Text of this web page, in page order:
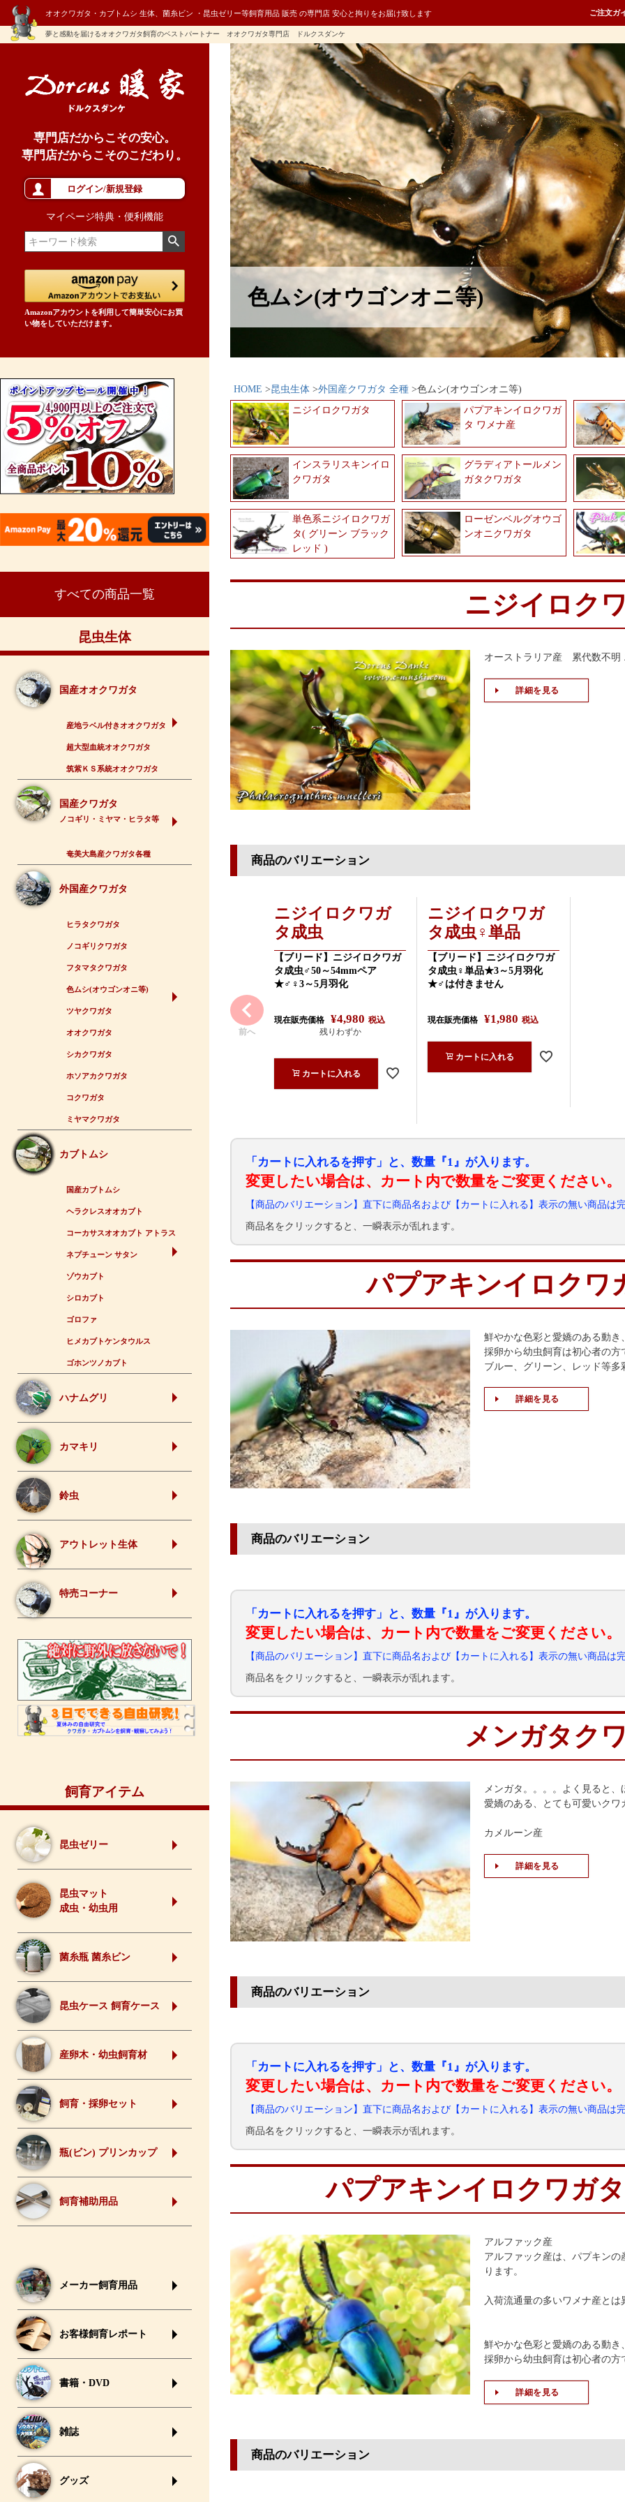
オオクワガタ・カブトムシ 生体、菌糸ビン ・昆虫ゼリー等飼育用品 販売 の専門店 安心と拘りをお届け致します ご注文ガ
夢と感動を届けるオオクワガタ飼育のベストパートナー オオクワガタ専門店 ドルクスダンケ
専門店だからこその安心。
専門店だからこそのこだわり。
ログイン/新規登録
マイページ特典・便利機能
Amazonアカウントを利用して簡単安心にお買
い物をしていただけます。
すべての商品一覧
昆虫生体
国産オオクワガタ
産地ラベル付きオオクワガタ
超大型血統オオクワガタ
筑紫ＫＳ系統オオクワガタ
国産クワガタ
ノコギリ・ミヤマ・ヒラタ等
奄美大島産クワガタ各種
外国産クワガタ
ヒラタクワガタ
ノコギリクワガタ
フタマタクワガタ
色ムシ(オウゴンオニ等)
ツヤクワガタ
オオクワガタ
シカクワガタ
ホソアカクワガタ
コクワガタ
ミヤマクワガタ
カブトムシ
国産カブトムシ
ヘラクレスオオカブト
コーカサスオオカブト アトラス
ネプチューン サタン
ゾウカブト
シロカブト
ゴロファ
ヒメカブトケンタウルス
ゴホンツノカブト
ハナムグリ
カマキリ
鈴虫
アウトレット生体
特売コーナー
飼育アイテム
昆虫ゼリー
昆虫マット
成虫・幼虫用
菌糸瓶 菌糸ビン
昆虫ケース 飼育ケース
産卵木・幼虫飼育材
飼育・採卵セット
瓶(ビン) プリンカップ
飼育補助用品
メーカー飼育用品
お客様飼育レポート
書籍・DVD
雑誌
グッズ
HOME 昆虫生体 外国産クワガタ 全種
色ムシ(オウゴンオニ等)
ニジイロクワガタ
パプアキンイロクワガ
タ ワメナ産
インスラリスキンイロ
クワガタ
グラディアトールメン
ガタクワガタ
単色系ニジイロクワガ
タ( グリーン ブラック
レッド )
ローゼンベルグオウゴ
ンオニクワガタ
色ムシ(オウゴンオニ等)
ニジイロク
オーストラリア産 累代数不明
詳細を見る
商品のバリエーション
前へ
ニジイロクワガ
タ成虫
【ブリード】ニジイロクワガ
タ成虫♂50～54mmペア
★♂♀3～5月羽化
現在販売価格 ¥4,980 税込
残りわずか
カートに入れる
ニジイロクワガ
タ成虫♀単品
【ブリード】ニジイロクワガ
タ成虫♀単品★3～5月羽化
★♂は付きません
現在販売価格 ¥1,980 税込
カートに入れる
「カートに入れるを押す」と、数量『1』が入ります。
変更したい場合は、カート内で数量をご変更ください。
【商品のバリエーション】直下に商品名および【カートに入れる】表示の無い商品は
商品名をクリックすると、一瞬表示が乱れます。
パプアキンイロクワ
鮮やかな色彩と愛嬌のある動き
採卵から幼虫飼育は初心者の方
ブルー、グリーン、レッド等多
詳細を見る
商品のバリエーション
「カートに入れるを押す」と、数量『1』が入ります。
変更したい場合は、カート内で数量をご変更ください。
【商品のバリエーション】直下に商品名および【カートに入れる】表示の無い商品は
商品名をクリックすると、一瞬表示が乱れます。
メンガタク
メンガタ。。。。よく見ると、
愛嬌のある、とても可愛いクワ
カメルーン産
詳細を見る
商品のバリエーション
「カートに入れるを押す」と、数量『1』が入ります。
変更したい場合は、カート内で数量をご変更ください。
【商品のバリエーション】直下に商品名および【カートに入れる】表示の無い商品は
商品名をクリックすると、一瞬表示が乱れます。
パプアキンイロクワガ
アルファック産
アルファック産は、パプキン
ります。
入荷流通量の多いワメナ産とは
鮮やかな色彩と愛嬌のある動き
採卵から幼虫飼育は初心者の方
詳細を見る
商品のバリエーション